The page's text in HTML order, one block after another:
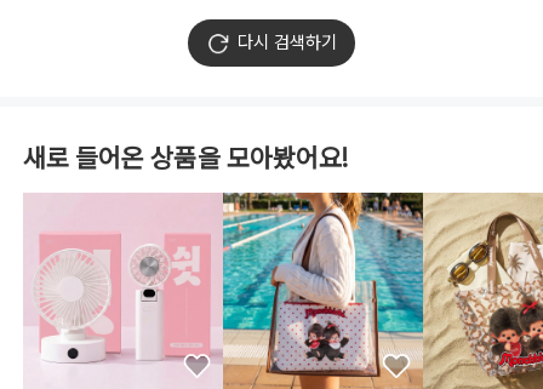
다시 검색하기
새로 들어온 상품을 모아봤어요!